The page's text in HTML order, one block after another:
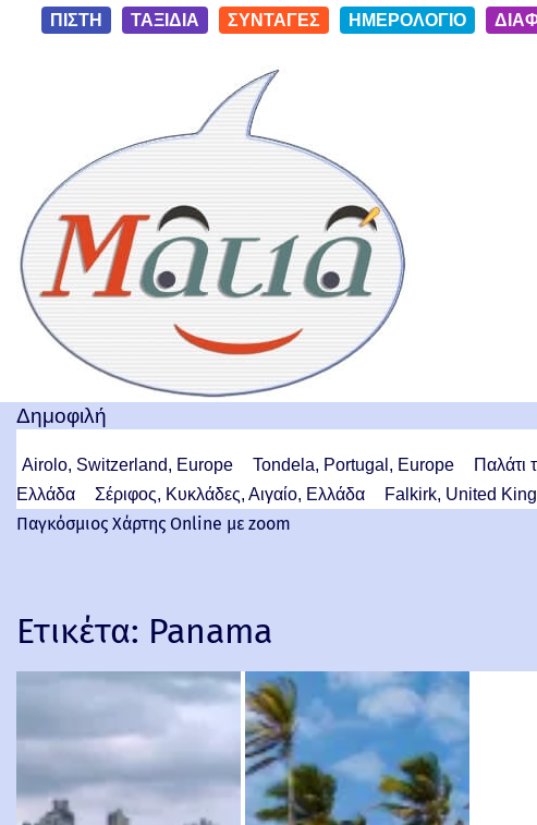
ΠΙΣΤΗ ΤΑΞΙΔΙΑ ΣΥΝΤΑΓΕΣ ΗΜΕΡΟΛΟΓΙΟ
Δημοφιλή
Airolo, Switzerland, Europe Tondela, Portugal, Europe Παλάτι
Ελλάδα
Σέριφος, Κυκλάδες, Αιγαίο, Ελλάδα Falkirk, United
Παγκόσμιος Χάρτης Online με zoom
Ετικέτα: Panama